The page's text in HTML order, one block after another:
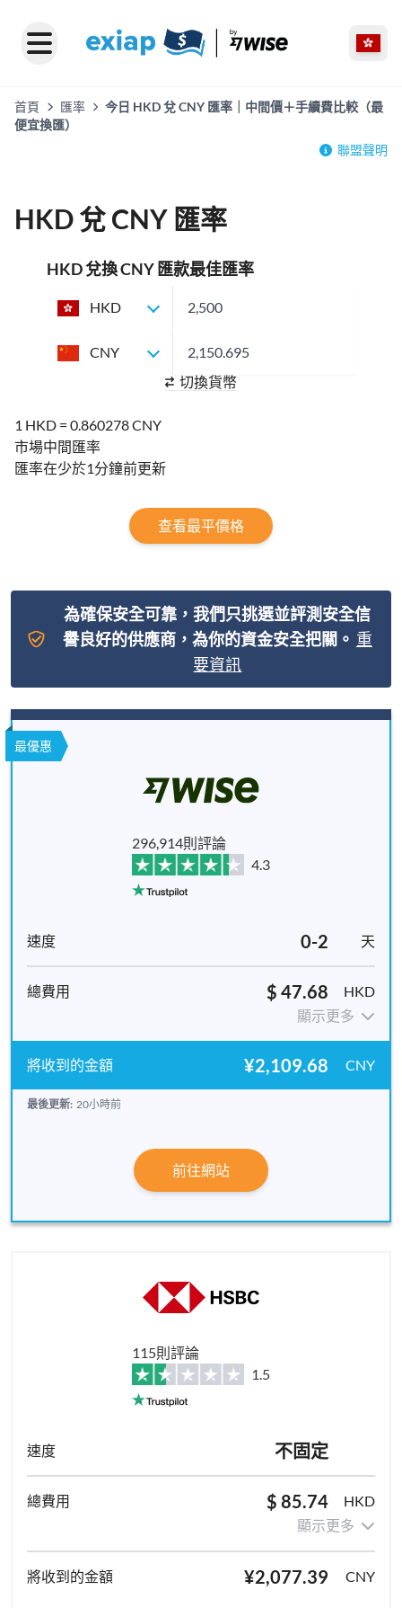
首頁 匯率
今日 HKD 兌 CNY 匯率｜中間價＋手續費比較（最
便宜換匯）
聯盟聲明
HKD 兌 CNY 匯率
HKD 兌換 CNY 匯款最佳匯率
HKD
CNY
切換貨幣
1 HKD = 0.860278 CNY
市場中間匯率
匯率在少於1分鐘前更新
查看最平價格
為確保安全可靠，我們只挑選並評測安全信
譽良好的供應商，為你的資金安全把關。 重
要資訊
最優惠
296,914則評論
4.3
0-2 天
$ 47.68
HKD
顯示更多
¥2,109.68 CNY
最後更新: 20小時前
前往網站
115則評論
1.5
不固定
$ 85.74
HKD
顯示更多
¥2,077.39 CNY